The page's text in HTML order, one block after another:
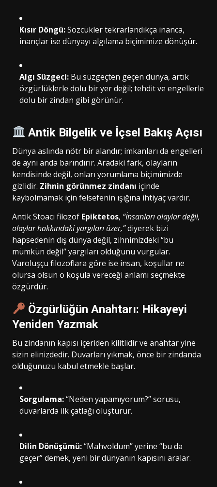
Kısır Döngü:Sözcükler tekrarlandıkça inanca,
inançlar ise dünyayı algılama biçimimize dönüşür.
Algı Süzgeci: Bu süzgeçten geçen dünya, artık
özgürlüklerle dolu bir yer değil; tehdit ve engellerle
dolu bir zindan gibi görünür.
Antik Bilgelik ve İçsel Bakış Açısı
Dünya aslında nötr bir alandır; imkanları da engelleri
de aynı anda barındırır. Aradaki fark, olayların
kendisinde değil, onları yorumlama biçimimizde
gizlidir. Zihnin görünmez zindanı içinde
kaybolmamak için felsefenin ışığına ihtiyaç vardır.
Antik Stoacı filozof Epiktetos, “İnsanları olaylar değil,
olaylar hakkındaki yargıları üzer,”diyerek bizi
hapsedenin dış dünya değil, zihnimizdeki “bu
mümkün değil” yargıları olduğunu vurgular.
Varoluşçu filozoflara göre ise insan, koşullar ne
olursa olsun o koşula vereceği anlamı seçmekte
özgürdür.
Özgürlüğün Anahtarı: Hikayeyi
Yeniden Yazmak
Bu zindanın kapısı içeriden kilitlidir ve anahtar yine
sizin elinizdedir. Duvarları yıkmak, önce bir zindanda
olduğunuzu kabul etmekle başlar.
Sorgulama:“Neden yapamıyorum?” sorusu,
duvarlarda ilk çatlağı oluşturur.
Dilin Dönüşümü:“Mahvoldum” yerine “bu da
geçer” demek, yeni bir dünyanın kapısını aralar.